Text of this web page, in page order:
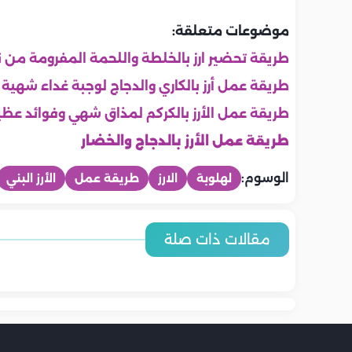
موضوعات متعلقة:
طريقة تحضير ارز بالخلطة واللحمة المفرومة من
طريقة عمل أرز بالكاري والدجاج لوجبة غداء شهية
طريقة عمل الأرز بالكركم ‏لمذاق شهي وفوائد
طريقة عمل الأرز بالدجاج والخضار
الوسوم: لهلوبة الارز طريقة عمل الأرز البني
مقالات ذات صلة
أسعار اللحوم والدواجن والاسماك
طريقة عمل التونة بالمكرونة..
وصفة سريعة وشهية
طريقة عمل
المطبخ
طريقة عمل التونة بالأفوكادو